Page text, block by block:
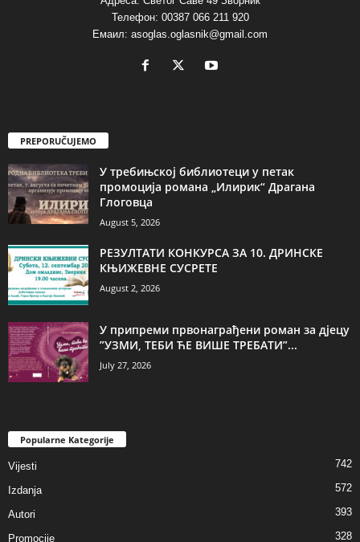
Телефон: 00387 066 211 920
Емаил: asoglas.oglasnik@gmail.com
PREPORUČUJEMO
У требињској библиотеци у петак
промоција романа „Илирик“ Драгана
Глоговца
August 5, 2026
РЕЗУЛТАТИ КОНКУРСА ЗА 10. ДРИНСКЕ
КЊИЖЕВНЕ СУСРЕТЕ
August 2, 2026
У припреми првонаграђени роман за дјецу
”УЗМИ, ТЕБИ ЋЕ ВИШЕ ТРЕБАТИ”...
July 27, 2026
Popularne Kategorije
Vijesti 742
Izdanja 572
Autori 393
Promocije 328